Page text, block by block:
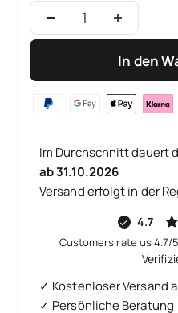
In den
Im Durchschnitt dauert
ab 31.10.2026
Versand erfolgt in der
4.7
Customers rate us 4.7/
✓ Kostenloser Versand
✓ Persönliche Beratung